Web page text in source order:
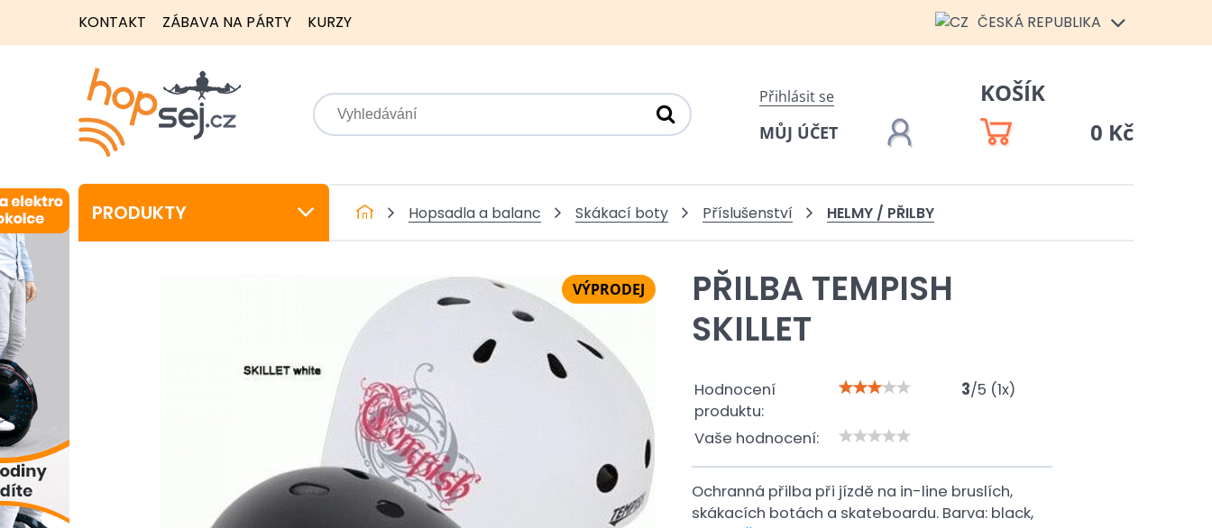
KONTAKT ZÁBAVA NA PÁRTY KURZY ČESKÁ REPUBLIKA
Přihlásit se
MŮJ ÚČET
KOŠÍK
0 Kč
PRODUKTY Hopsadla a balanc Skákací boty Příslušenství HELMY / PŘILBY
VÝPRODEJ
PŘILBA TEMPISH
SKILLET
Hodnocení
produktu:
3/5 (1x)
Vaše hodnocení:
Ochranná přilba při jízdě na in-line bruslích,
skákacích botách a skateboardu. Barva: black,